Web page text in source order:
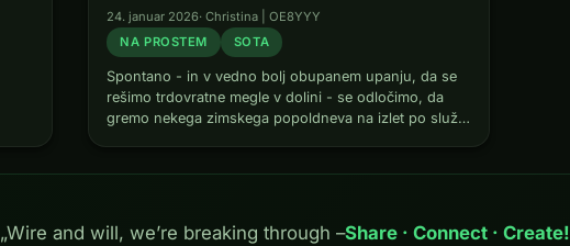
24. januar 2026·Christina | OE8YYY
NA PROSTEM
SOTA
Spontano - in v vedno bolj obupanem upanju, da se
rešimo trdovratne megle v dolini - se odločimo, da
gremo nekega zimskega popoldneva na izlet po službi
„Wire and will, we’re breaking through –Share · Connect · Create!